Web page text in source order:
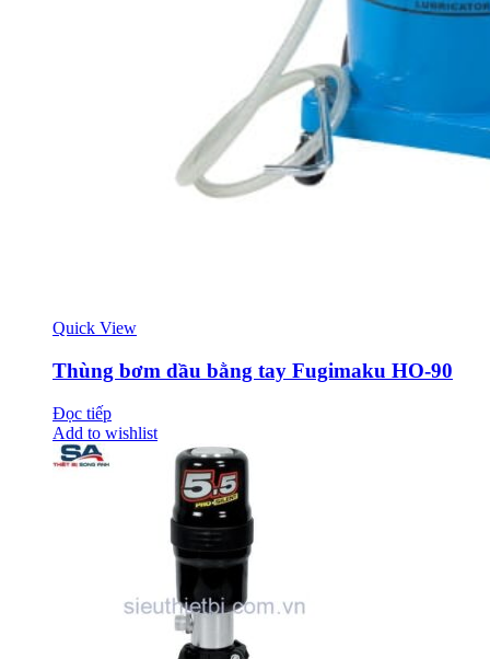
Quick View
Thùng bơm dầu bằng tay Fugimaku HO-90
Đọc tiếp
Add to wishlist